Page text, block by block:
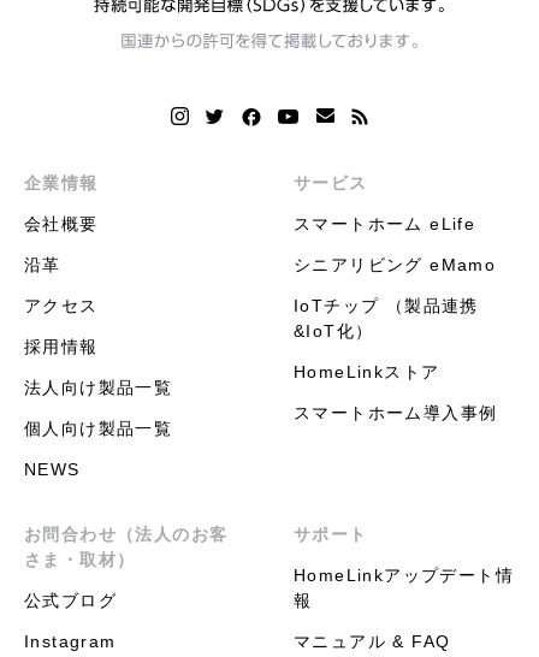
企業情報
会社概要
沿革
アクセス
採用情報
法人向け製品一覧
個人向け製品一覧
NEWS
サービス
スマートホーム eLife
シニアリビング eMamo
IoTチップ （製品連携
&IoT化）
HomeLinkストア
スマートホーム導入事例
お問合わせ（法人のお客
さま・取材）
公式ブログ
Instagram
サポート
HomeLinkアップデート情
報
マニュアル & FAQ